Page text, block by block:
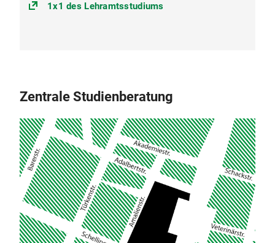
1x1 des Lehramtsstudiums
Zentrale Studienberatung